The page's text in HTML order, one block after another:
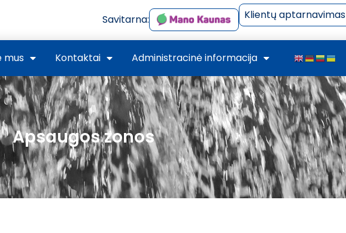
Savitarna: Klientų aptarnavimas
mus Kontaktai Administracinė informacija
Apsaugos zonos